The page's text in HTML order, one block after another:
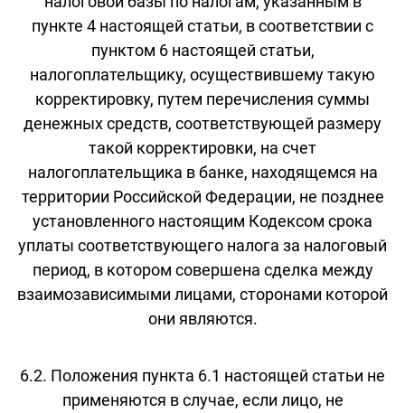
пункте 4 настоящей статьи, в соответствии с
пунктом 6 настоящей статьи,
налогоплательщику, осуществившему такую
корректировку, путем перечисления суммы
денежных средств, соответствующей размеру
такой корректировки, на счет
налогоплательщика в банке, находящемся на
территории Российской Федерации, не позднее
установленного настоящим Кодексом срока
уплаты соответствующего налога за налоговый
период, в котором совершена сделка между
взаимозависимыми лицами, сторонами которой
они являются.
6.2. Положения пункта 6.1 настоящей статьи не
применяются в случае, если лицо, не